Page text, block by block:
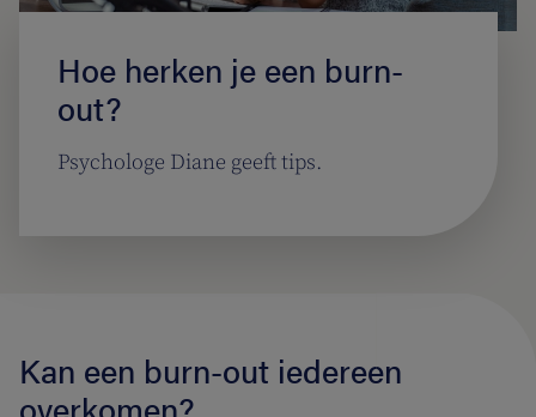
Hoe herken je een burn-
out?
Psychologe Diane geeft tips.
Kan een burn-out iedereen